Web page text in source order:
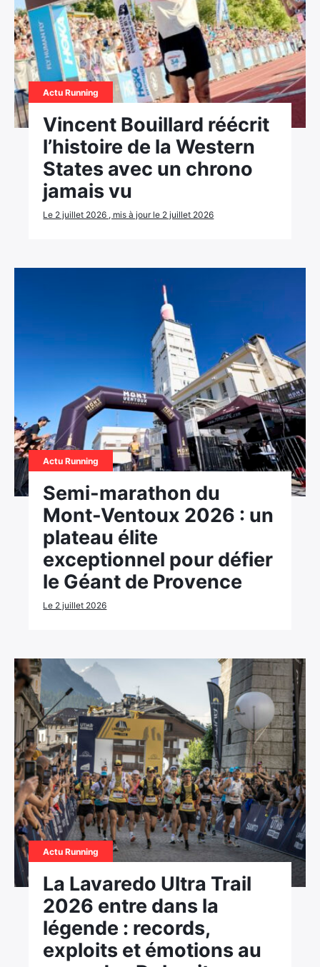
Actu Running
Vincent Bouillard réécrit
l’histoire de la Western
States avec un chrono
jamais vu
Le 2 juillet 2026 , mis à jour le 2 juillet 2026
Actu Running
Semi-marathon du
Mont-Ventoux 2026 : un
plateau élite
exceptionnel pour défier
le Géant de Provence
Le 2 juillet 2026
Actu Running
La Lavaredo Ultra Trail
2026 entre dans la
légende : records,
exploits et émotions au